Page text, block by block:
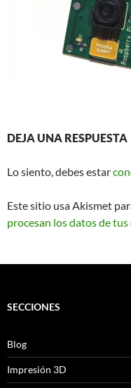
DEJA UNA RESPUESTA
Lo siento, debes estar
Este sitio usa Akismet
procesan los datos de
SECCIONES
Blog
Impresión 3D